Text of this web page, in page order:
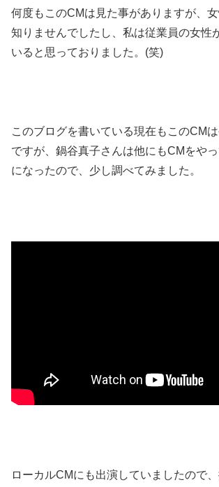
何度もこのCMは見た事がありますが、女
知りませんでしたし、私は従業員の女性
いると思っておりました。(笑)
このブログを書いている現在もこのCM
ですが、鍋谷真子さんは他にもCMをや
になったので、少し調べてみました。
ローカルCMにも出演していましたので